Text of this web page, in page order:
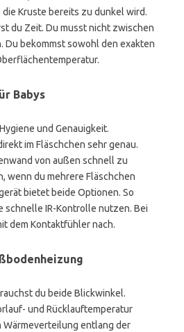
Kruste bereits zu dunkel wird.
du Zeit. Du musst nicht zwischen
Du bekommst sowohl den exakten
Babys
und Genauigkeit.
im Fläschchen sehr genau.
von außen schnell zu
wenn du mehrere Fläschchen
bietet beide Optionen. So
schnelle IR-Kontrolle nutzen. Bei
dem Kontaktfühler nach.
du beide Blickwinkel.
und Rücklauftemperatur
Wärmeverteilung entlang der